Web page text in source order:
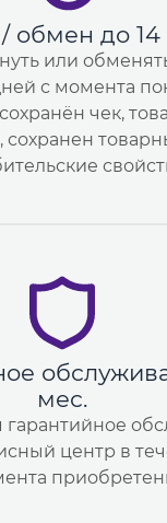
обмен до
или
с момента
чек,
сохранен
мес.
гарантийное
центр в